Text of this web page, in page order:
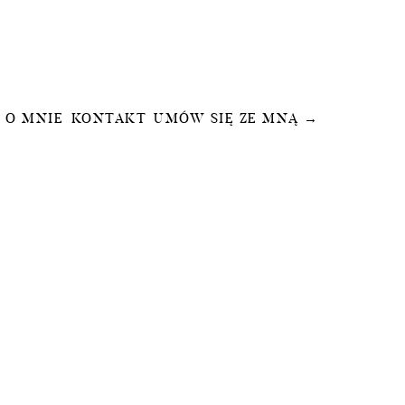
O MNIE KONTAKT UMÓW SIĘ ZE MNĄ →